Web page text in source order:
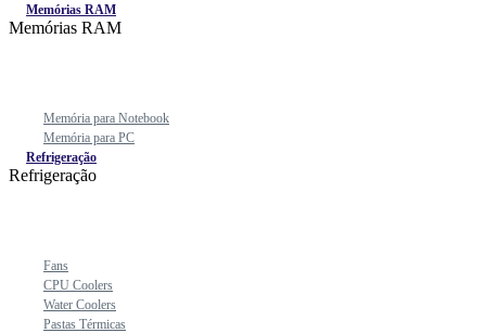
Memórias RAM
Memórias RAM
Memória para Notebook
Memória para PC
Refrigeração
Refrigeração
Fans
CPU Coolers
Water Coolers
Pastas Térmicas